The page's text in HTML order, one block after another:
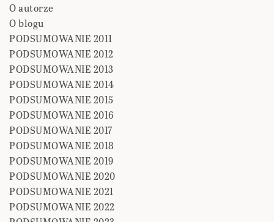
O autorze
O blogu
PODSUMOWANIE 2011
PODSUMOWANIE 2012
PODSUMOWANIE 2013
PODSUMOWANIE 2014
PODSUMOWANIE 2015
PODSUMOWANIE 2016
PODSUMOWANIE 2017
PODSUMOWANIE 2018
PODSUMOWANIE 2019
PODSUMOWANIE 2020
PODSUMOWANIE 2021
PODSUMOWANIE 2022